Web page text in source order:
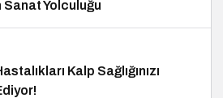
Sanat Yolculuğu
Kalp Sağlığınızı